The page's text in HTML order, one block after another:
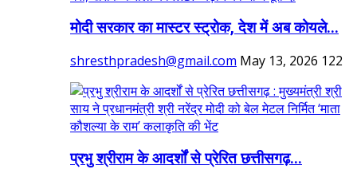
मोदी सरकार का मास्टर स्ट्रोक, देश में अब कोयले...
shresthpradesh@gmail.com May 13, 2026 122
प्रभु श्रीराम के आदर्शों से प्रेरित छत्तीसगढ़...